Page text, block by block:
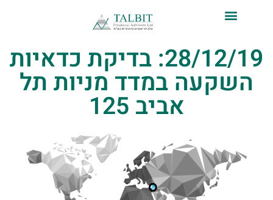
28/12/19: בדיקת כדאיות
השקעה במדד מניות תל
אביב 125